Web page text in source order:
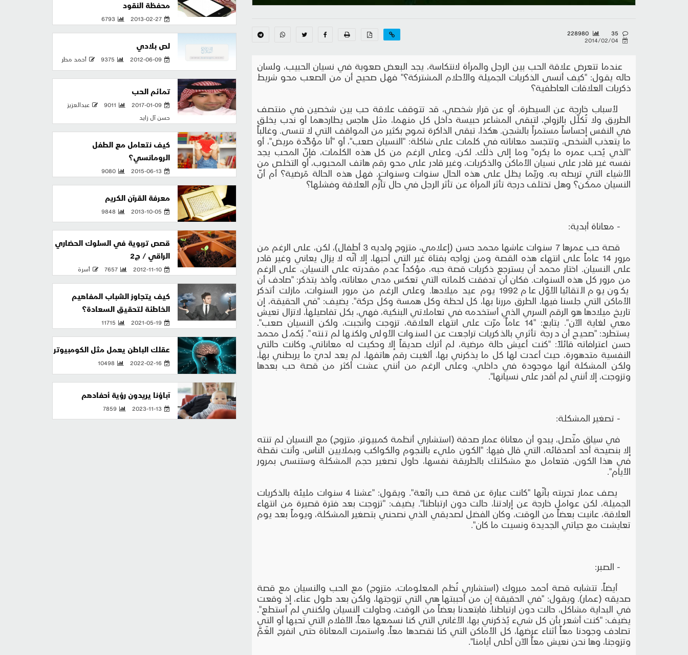
228980
عندما تتعرض علاقة الحب بين الرجل والمرأة لانتكاسة، يجد البعض صعوبة في نسيان الحبيب، ولسان
حاله يقول: "كيف أنسى الذكريات الجميلة والأحلام المشتركة؟" فهل صحيح أن من الصعب محو شريط
ذكريات العلاقات العاطفية؟
لأسباب خارجة عن السيطرة، أو عن قرار شخصي، قد تتوقف علاقة حب بين شخصين في منتصف
الطريق ولا تُكلّل بالزواج، لتبقى المشاعر حبيسة داخل كل منهما، مثل هاجس يطاردهما أو ندب يخلق
في النفس إحساساً مستمراً بالشجن. هكذا، تبقى الذاكرة تموج بكثير من المواقف التي لا تنسى. وغالباً
ما يتعذب الشخص، وتتجسد معاناته في كلمات على شاكلة: "النسيان صعب"، أو "أنا مؤكَّدة مريض"، أو
"الذي يُحب عمره ما يكره" وما إلى ذلك. لكن، وعلى الرغم من كل هذه الكلمات، فإنّ المحب يجد
نفسه غير قادر على نسيان الأماكن والذكريات، وغير قادر على محو رقم هاتف المحبوب، أو التخلص من
الأشياء التي تربطه به. وربّما يظل على هذه الحال سنوات وسنوات. فهل هذه الحالة مَرضية؟ أم أنّ
النسيان ممكن؟ وهل تختلف درجة تأثر المرأة عن تأثر الرجل في حال تأزُّم العلاقة وفشلها؟
- معاناة أبدية:
قصة حب عمرها 7 سنوات عاشها محمد حسن (إعلامي، متزوج ولديه 3 أطفال)، لكن، على الرغم من
مرور 14 عاماً على انتهاء هذه القصة ومن زواجه بفتاة غير التي أحبها، إلا أنّه لا يزال يعاني وغير قادر
على النسيان. اختار محمد أن يسترجع ذكريات قصة حبه، مؤكداً عدم مقدرته على النسيان، على الرغم
من مرور كل هذه السنوات. فكان أن تدفقت كلماته التي تعكس مدى معاناته، وأخذ يتذكر: "صادف أن
يكون يوم التقائيا الأوّل عام 1992 يوم عيد ميلادها. وعلى الرغم من مرور السنوات، مازلت أتذكر
الأماكن التي جلسنا فيها، الطرق مررنا بها، كل لحظة وكل همسة وكل حركة". يضيف: "في الحقيقة، إن
تاريخ ميلادها هو الرقم السري الذي أستخدمه في تعاملاتي البنكية، فهي، بكل تفاصيلها، لاتزال تعيش
معي لغاية الآن". يتابع: "14 عاماً مرّت على انتهاء العلاقة، تزوجت وأنجبت، ولكن النسيان صعب".
يستطرد: "صحيح أن درجة تأثري بالذكريات تراجعت عن السنوات الأولى ولكنها لم تنته". يُكمل محمد
حسن اعترافاته قائلاً: "كنت أعيش حالة مرضية، لم أترك صديقاً إلا وحكيت له معاناتي، وكانت حالتي
النفسية متدهورة، حيث أعدت لها كل ما يذكرني بها، ألغيت رقم هاتفها، لم يعد لديّ ما يربطني بها،
ولكن المشكلة أنها موجودة في داخلي، وعلى الرغم من أنني عشت أكثر من قصة حب بعدها
وتزوجت، إلا أنني لم أقدر على نسيانها".
- تصغير المشكلة:
في سياق متّصل، يبدو أن معاناة عمار صدقة (استشاري أنظمة كمبيوتر، متزوج) مع النسيان لم تنته
إلا بنصيحة أحد أصدقائه، التي قال فيها: "الكون مليء بالنجوم والكواكب وبملايين الناس، وأنت نقطة
في هذا الكون، فتعامل مع مشكلتك بالطريقة نفسها، حاول تصغير حجم المشكلة وستنسى بمرور
الأيام".
يصف عمار تجربته بأنّها "كانت عبارة عن قصة حب رائعة". ويقول: "عشنا 4 سنوات مليئة بالذكريات
الجميلة، لكن عوامل خارجة عن إرادتنا، حالت دون ارتباطنا". يضيف: "تزوجت بعد فترة قصيرة من انتهاء
العلاقة، عانيت بعضاً من الوقت، وكان الفضل لصديقي الذي نصحني بتصغير المشكلة، ويوماً بعد يوم
تعايشت مع حياتي الجديدة ونسيت ما كان".
- الصبر:
أيضاً، تتشابه قصة أحمد مبروك (استشاري نُظم المعلومات، متزوج) مع الحب والنسيان مع قصة
صديقه (عمار). ويقول: "في الحقيقة إن من أحببتها هي التي تزوجتها، ولكن بعد طول عناء، إذ وقعت
في البداية مشاكل، حالت دون ارتباطنا، فابتعدنا بعضاً من الوقت، وحاولت النسيان ولكنني لم أستطع".
يضيف: "كنت أشعر بأن كل شيء يُذكرني بها، الأغاني التي كنا نسمعها معاً، الأفلام التي تحبها أو التي
تصادف وجودنا معاً أثناء عرضها، كل الأماكن التي كنا نقصدها معاً، واستمرت المعاناة حتى انفرج الغَمّ
وتزوجنا، وها نحن نعيش معاً الآن أحلى أيامنا".
محفظة النقود
2013-02-27
6793
لص بلادي
2012-06-09
9375 أحمد مطر
تمائم الحب
2017-01-09
9011
عبدالعزيز
حسن آل زايد
كيف نتعامل مع الطفل
الرومانسي؟
2015-06-13
9080
معرفة القرآن الكريم
2013-10-05
9848
قصص تربوية في السلوك الحضاري
الراقي / ج2
2012-11-10
7657 أسرة
كيف يتجاوز الشباب المفاهيم
الخاطئة لتحقيق السعادة؟
2021-05-19
11715
عقلك الباطن يعمل مثل الكومبيوتر
2022-02-16
10498
آباؤنا يريدون رؤية أحفادهم
2023-11-13
7859